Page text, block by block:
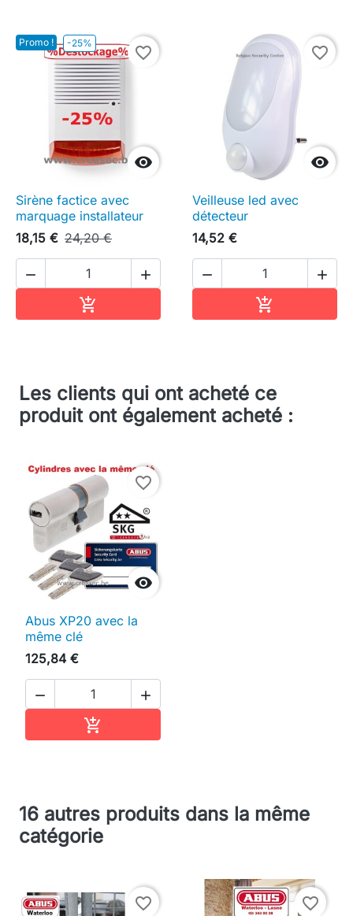
Promo ! -25%

favorite_border
Sirène factice avec
marquage installateur
18,15 € 24,20 €
 


favorite_border
Veilleuse led avec
détecteur
14,52 €
 

Les clients qui ont acheté ce
produit ont également acheté :

favorite_border
Abus XP20 avec la
même clé
125,84 €
 

16 autres produits dans la même
catégorie
favorite_border favorite_border